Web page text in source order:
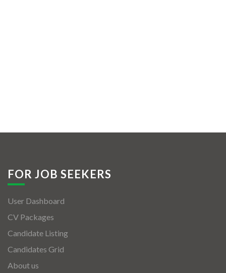
FOR JOB SEEKERS
User Dashboard
CV Packages
Candidate Listing
Candidates Grid
About us